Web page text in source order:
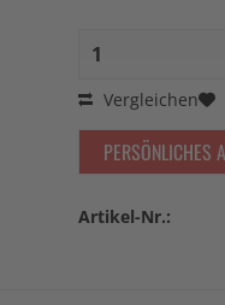
Vergleichen
PERSÖNLICHES
Artikel-Nr.: